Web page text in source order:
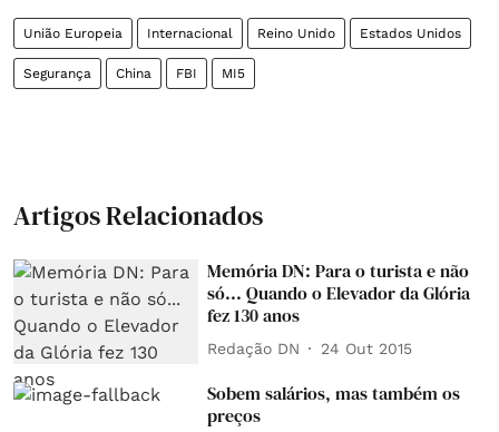
União Europeia Internacional Reino Unido Estados Unidos
Segurança China FBI MI5
Artigos Relacionados
Memória DN: Para o turista e não
só... Quando o Elevador da Glória
fez 130 anos
Redação DN 24 Out 2015
Sobem salários, mas também os
preços